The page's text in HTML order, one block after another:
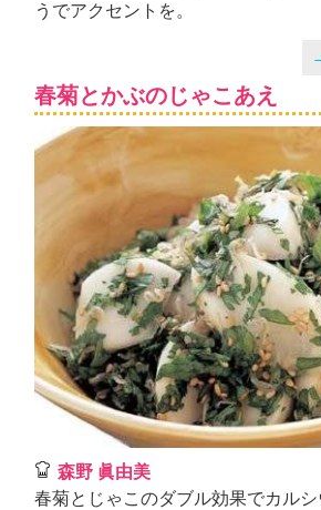
うでアクセントを。
春菊とかぶのじゃこあえ
森野 眞由美
春菊とじゃこのダブル効果でカルシ